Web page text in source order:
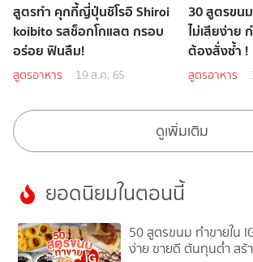
สูตรทำ คุกกี้ญี่ปุ่นชิโรอิ Shiroi
koibito รสช็อกโกแลต กรอบ
อร่อย ฟินลืม!
สูตรอาหาร 19 ส.ค. 65
30 สูตรขน
ไม่เสียง่าย
ต้องสั่งซ้ำ !
สูตรอาหาร
ดูเพิ่มเติม
ยอดนิยมในตอนนี้
50 สูตรขนม ทำขายใน
ง่าย ขายดี ต้นทุนต่ำ สร้